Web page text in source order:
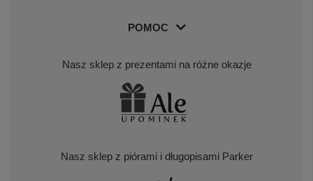
POMOC
Nasz sklep z prezentami na różne okazje
Nasz sklep z piórami i długopisami Parker